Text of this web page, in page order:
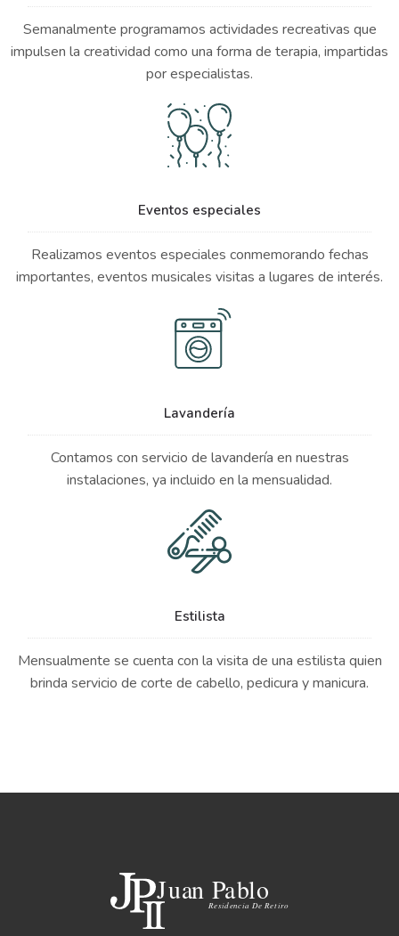
Semanalmente programamos actividades recreativas que
impulsen la creatividad como una forma de terapia, impartidas
por especialistas.
Eventos especiales
Realizamos eventos especiales conmemorando fechas
importantes, eventos musicales visitas a lugares de interés.
Lavandería
Contamos con servicio de lavandería en nuestras
instalaciones, ya incluido en la mensualidad.
Estilista
Mensualmente se cuenta con la visita de una estilista quien
brinda servicio de corte de cabello, pedicura y manicura.